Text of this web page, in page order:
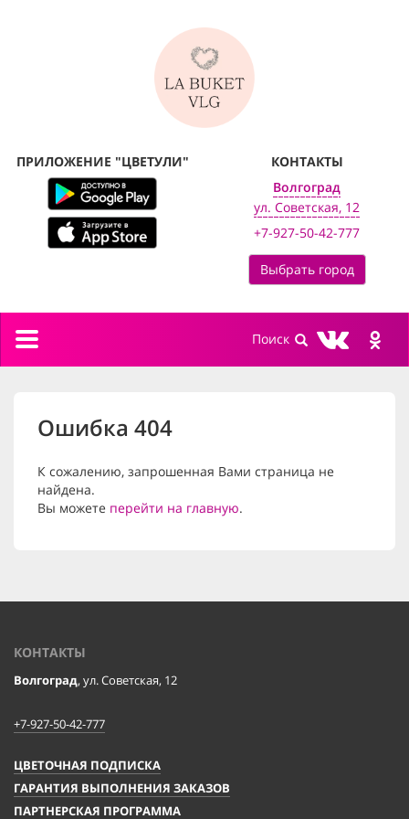
ПРИЛОЖЕНИЕ "ЦВЕТУЛИ"
КОНТАКТЫ
Волгоград
ул. Советская, 12
+7-927-50-42-777
Выбрать город
Toggle
Ошибка 404
К сожалению, запрошенная Вами страница не
найдена.
Вы можете перейти на главную.
КОНТАКТЫ
Волгоград, ул. Советская, 12
+7-927-50-42-777
ЦВЕТОЧНАЯ ПОДПИСКА
ГАРАНТИЯ ВЫПОЛНЕНИЯ ЗАКАЗОВ
ПАРТНЕРСКАЯ ПРОГРАММА